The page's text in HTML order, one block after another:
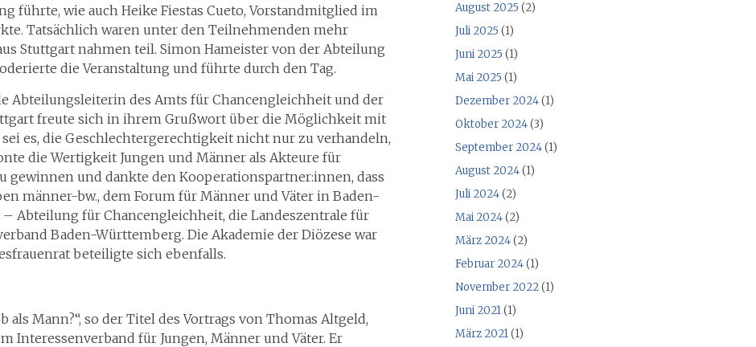
führte, wie auch Heike Fiestas Cueto, Vorstandmitglied im
Tatsächlich waren unter den Teilnehmenden mehr
Stuttgart nahmen teil. Simon Hameister von der Abteilung
die Veranstaltung und führte durch den Tag.
Abteilungsleiterin des Amts für Chancengleichheit und der
freute sich in ihrem Grußwort über die Möglichkeit mit
es, die Geschlechtergerechtigkeit nicht nur zu verhandeln,
die Wertigkeit Jungen und Männer als Akteure für
und dankte den Kooperationspartner:innen, dass
männer-bw., dem Forum für Männer und Väter in Baden-
Abteilung für Chancengleichheit, die Landeszentrale für
Baden-Württemberg. Die Akademie der Diözese war
beteiligte sich ebenfalls.
als Mann?“, so der Titel des Vortrags von Thomas Altgeld,
Interessenverband für Jungen, Männer und Väter. Er
August 2025 (2)
Juli 2025 (1)
Juni 2025 (1)
Mai 2025 (1)
Dezember 2024(1)
Oktober 2024(3)
September 2024(1)
August 2024(1)
Juli 2024(2)
Mai 2024(2)
März 2024(2)
Februar 2024(1)
November 2022(1)
Juni 2021(1)
März 2021(1)